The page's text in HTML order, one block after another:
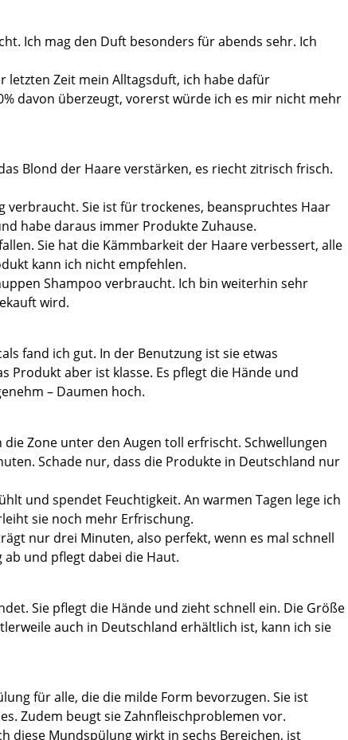
Ich mag den Duft besonders für abends sehr. Ich
letzten Zeit mein Alltagsduft, ich habe dafür
davon überzeugt, vorerst würde ich es mir nicht mehr
Blond der Haare verstärken, es riecht zitrisch frisch.
verbraucht. Sie ist für trockenes, beanspruchtes Haar
habe daraus immer Produkte Zuhause.
Sie hat die Kämmbarkeit der Haare verbessert, alle
kann ich nicht empfehlen.
Shampoo verbraucht. Ich bin weiterhin sehr
wird.
fand ich gut. In der Benutzung ist sie etwas
Produkt aber ist klasse. Es pflegt die Hände und
– Daumen hoch.
die Zone unter den Augen toll erfrischt. Schwellungen
Schade nur, dass die Produkte in Deutschland nur
und spendet Feuchtigkeit. An warmen Tagen lege ich
sie noch mehr Erfrischung.
nur drei Minuten, also perfekt, wenn es mal schnell
ab und pflegt dabei die Haut.
Sie pflegt die Hände und zieht schnell ein. Die Größe
auch in Deutschland erhältlich ist, kann ich sie
für alle, die die milde Form bevorzugen. Sie ist
Zudem beugt sie Zahnfleischproblemen vor.
diese Mundspülung wirkt in sechs Bereichen, ist